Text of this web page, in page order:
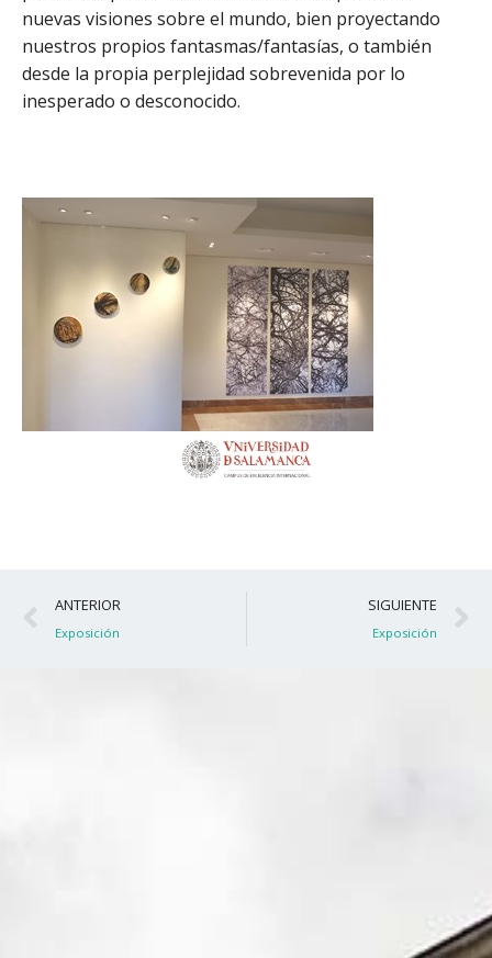
nuevas visiones sobre el mundo, bien proyectando
nuestros propios fantasmas/fantasías, o también
desde la propia perplejidad sobrevenida por lo
inesperado o desconocido.
Ant
ANTERIOR
Exposición
SIGUIENTE
Exposición